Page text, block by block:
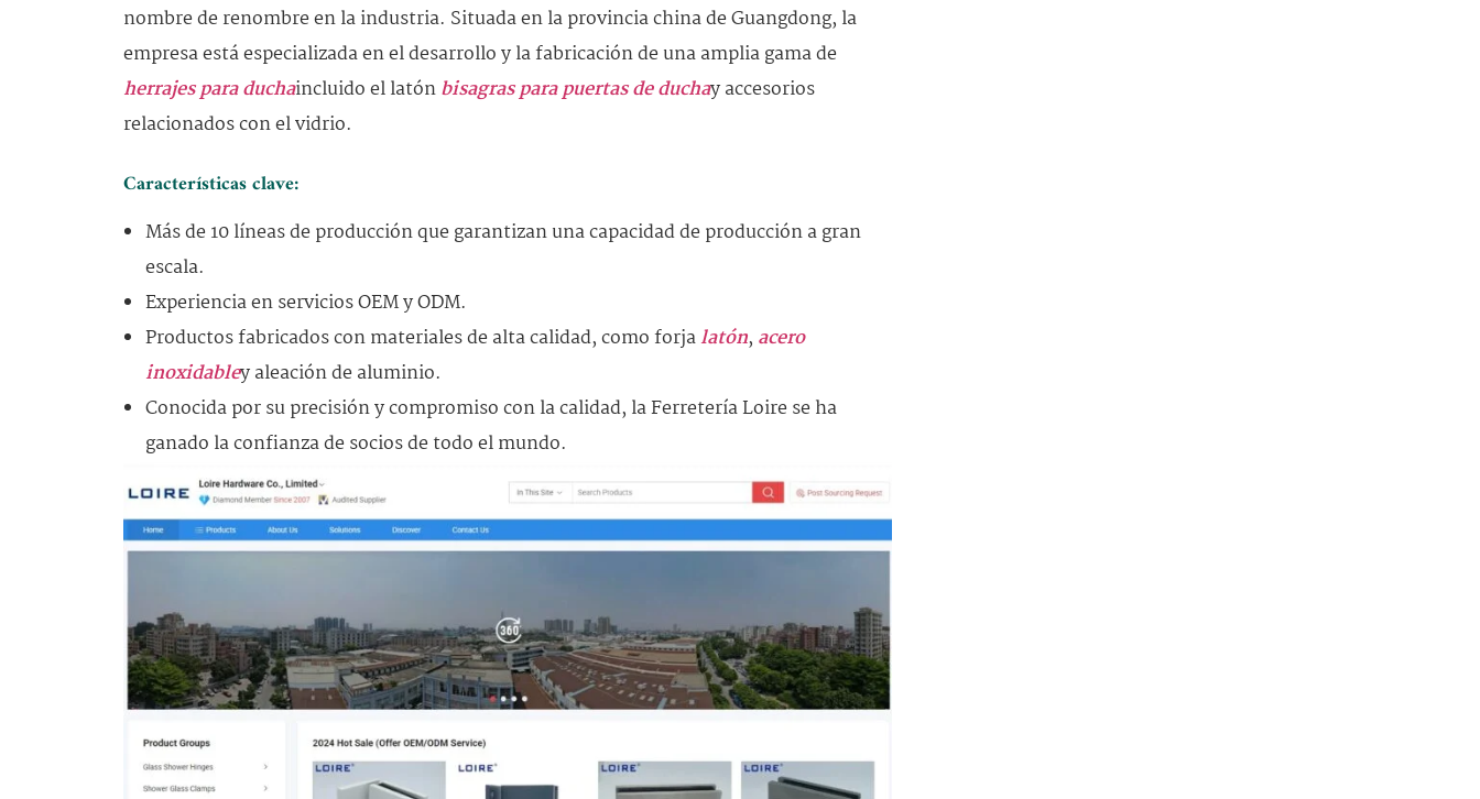
nombre de renombre en la industria. Situada en la provincia china de Guangdong, la
empresa está especializada en el desarrollo y la fabricación de una amplia gama de
herrajes para duchaincluido el latónbisagras para puertas de duchay accesorios
relacionados con el vidrio.
Características clave:
Más de 10 líneas de producción que garantizan una capacidad de producción a gran
escala.
Experiencia en servicios OEM y ODM.
Productos fabricados con materiales de alta calidad, como forjalatón, acero
inoxidabley aleación de aluminio.
Conocida por su precisión y compromiso con la calidad, la Ferretería Loire se ha
ganado la confianza de socios de todo el mundo.